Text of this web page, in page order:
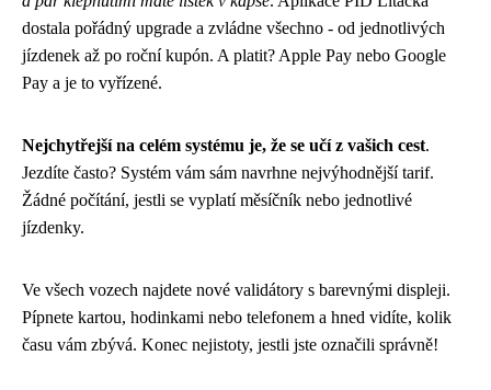
dostala pořádný upgrade a zvládne všechno - od jednotlivých
jízdenek až po roční kupón. A platit? Apple Pay nebo Google
Pay a je to vyřízené.
Nejchytřejší na celém systému je, že se učí z vašich cest.
Jezdíte často? Systém vám sám navrhne nejvýhodnější tarif.
Žádné počítání, jestli se vyplatí měsíčník nebo jednotlivé
jízdenky.
Ve všech vozech najdete nové validátory s barevnými displeji.
Pípnete kartou, hodinkami nebo telefonem a hned vidíte, kolik
času vám zbývá. Konec nejistoty, jestli jste označili správně!